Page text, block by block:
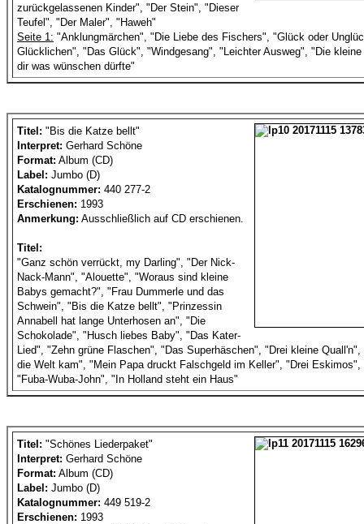
zurückgelassenen Kinder", "Der Stein", "Dieser
Teufel", "Der Maler", "Haweh"
Seite 1: "Anklungmärchen", "Die Liebe des Fischers", "Glück oder
Glücklichen", "Das Glück", "Windgesang", "Leichter Ausweg", "Die
dir was wünschen dürfte"
Titel: "Bis die Katze bellt"
Interpret: Gerhard Schöne
Format: Album (CD)
Label: Jumbo (D)
Katalognummer: 440 277-2
Erschienen: 1993
Anmerkung: Ausschließlich auf CD erschienen.
Titel:
"Ganz schön verrückt, my Darling", "Der Nick-
Nack-Mann", "Alouette", "Woraus sind kleine
Babys gemacht?", "Frau Dummerle und das
Schwein", "Bis die Katze bellt", "Prinzessin
Annabell hat lange Unterhosen an", "Die
Schokolade", "Husch liebes Baby", "Das Kater-
Lied", "Zehn grüne Flaschen", "Das Superhäschen", "Drei kleine
die Welt kam", "Mein Papa druckt Falschgeld im Keller", "Drei Eskimos",
"Fuba-Wuba-John", "In Holland steht ein Haus"
Titel: "Schönes Liederpaket"
Interpret: Gerhard Schöne
Format: Album (CD)
Label: Jumbo (D)
Katalognummer: 449 519-2
Erschienen: 1993